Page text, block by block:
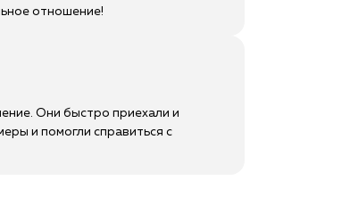
отношение!
Они быстро приехали и
и помогли справиться с